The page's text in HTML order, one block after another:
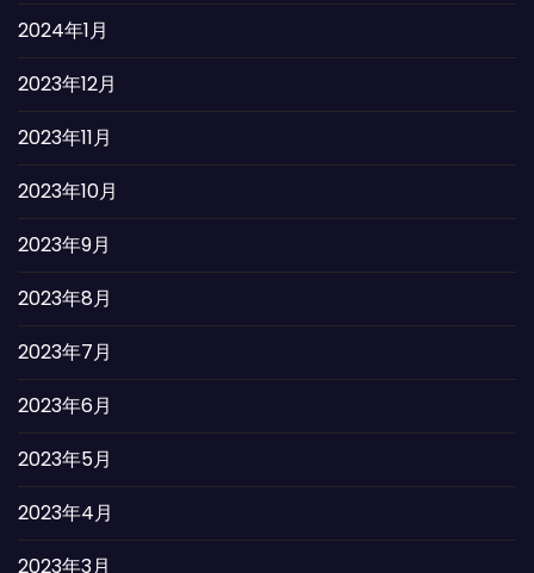
2024年1月
2023年12月
2023年11月
2023年10月
2023年9月
2023年8月
2023年7月
2023年6月
2023年5月
2023年4月
2023年3月